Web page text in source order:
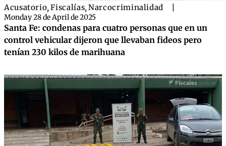
Acusatorio,Fiscalías,Narcocriminalidad
Monday 28 de April de 2025
Santa Fe: condenas para cuatro personas que en un
control vehicular dijeron que llevaban fideos pero
tenían 230 kilos de marihuana